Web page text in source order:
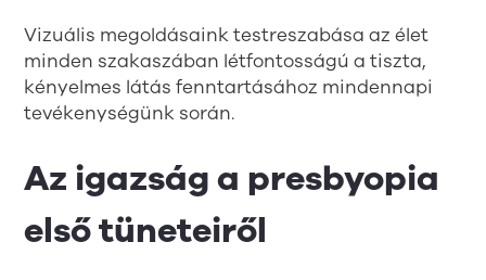
Vizuális megoldásaink testreszabása az élet
minden szakaszában létfontosságú a tiszta,
kényelmes látás fenntartásához mindennapi
tevékenységünk során.
Az igazság a presbyopia
első tüneteiről